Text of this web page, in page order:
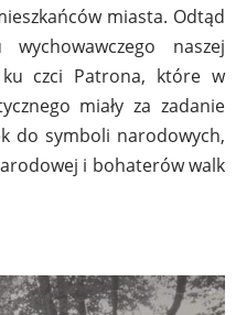
miasta. Odtąd
naszej
czci Patrona, które w
miały za zadanie
do symboli narodowych,
i bohaterów walk